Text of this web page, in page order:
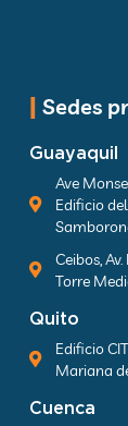
| Sedes
Guayaquil
Ave
Edificio
Ceibos,
Torre
Quito
Edificio
Mariana
Cuenca